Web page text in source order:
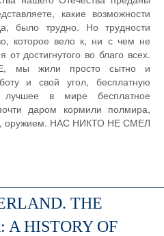
какие возможности
трудно. Но трудности
которое вело к, ни с чем не
достигнутого во благо всех.
мы жили просто сытно и
и свой угол, бесплатную
в мире бесплатное
даром кормили полмира,
оружием. НАС НИКТО НЕ СМЕЛ
THE
A HISTORY OF